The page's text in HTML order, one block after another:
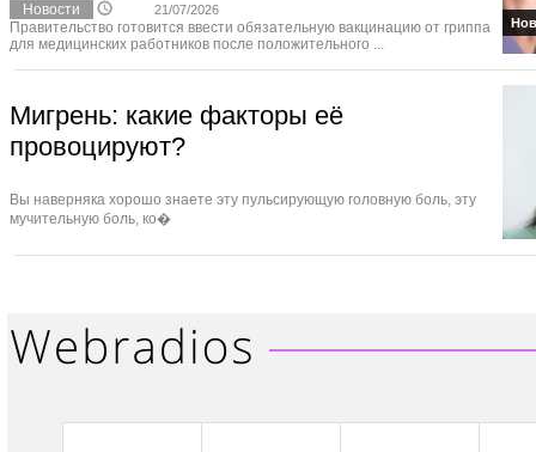
Новости 21/07/2026
Правительство готовится ввести обязательную вакцинацию от гриппа
для медицинских работников после положительного ...
Мигрень: какие факторы её
провоцируют?
Вы наверняка хорошо знаете эту пульсирующую головную боль, эту
мучительную боль, ко�